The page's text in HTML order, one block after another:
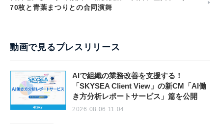
70枚と青葉まつりとの合同演舞
動画で見るプレスリリース
AIで組織の業務改善を支援する！
「SKYSEA Client View」の新CM「AI働
き方分析レポートサービス」篇を公開
2026.08.06 11:04